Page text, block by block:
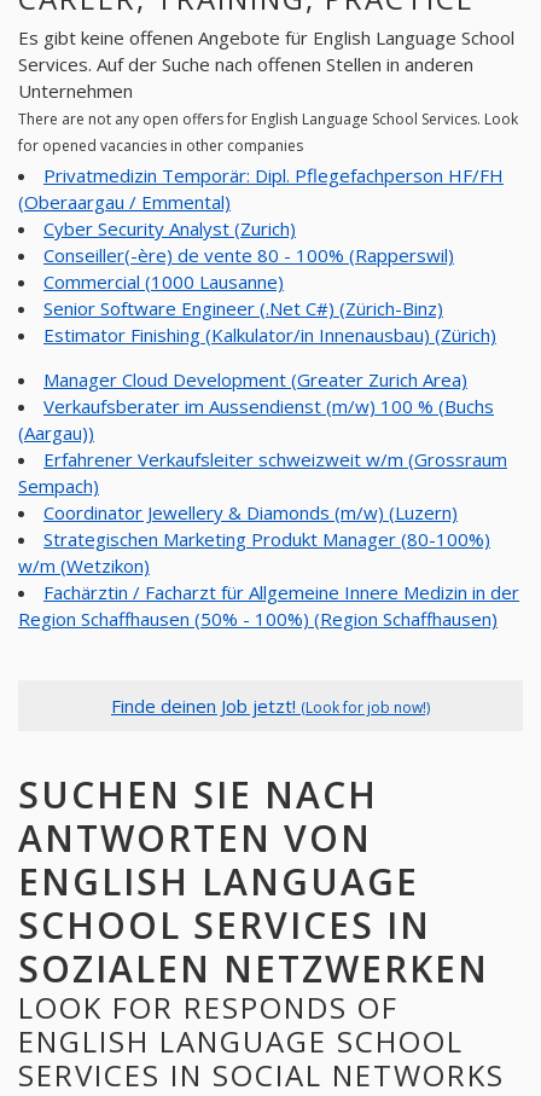
Es gibt keine offenen Angebote für English Language School
Services. Auf der Suche nach offenen Stellen in anderen
Unternehmen
There are not any open offers for English Language School Services. Look
for opened vacancies in other companies
Privatmedizin Temporär: Dipl. Pflegefachperson HF/FH
(Oberaargau / Emmental)
Cyber Security Analyst (Zurich)
Conseiller(-ère) de vente 80 - 100% (Rapperswil)
Commercial (1000 Lausanne)
Senior Software Engineer (.Net C#) (Zürich-Binz)
Estimator Finishing (Kalkulator/in Innenausbau) (Zürich)
Manager Cloud Development (Greater Zurich Area)
Verkaufsberater im Aussendienst (m/w) 100 % (Buchs
(Aargau))
Erfahrener Verkaufsleiter schweizweit w/m (Grossraum
Sempach)
Coordinator Jewellery & Diamonds (m/w) (Luzern)
Strategischen Marketing Produkt Manager (80-100%)
w/m (Wetzikon)
Fachärztin / Facharzt für Allgemeine Innere Medizin in der
Region Schaffhausen (50% - 100%) (Region Schaffhausen)
Finde deinen Job jetzt! (Look for job now!)
SUCHEN SIE NACH
ANTWORTEN VON
ENGLISH LANGUAGE
SCHOOL SERVICES IN
SOZIALEN NETZWERKEN
LOOK FOR RESPONDS OF
ENGLISH LANGUAGE SCHOOL
SERVICES IN SOCIAL NETWORKS